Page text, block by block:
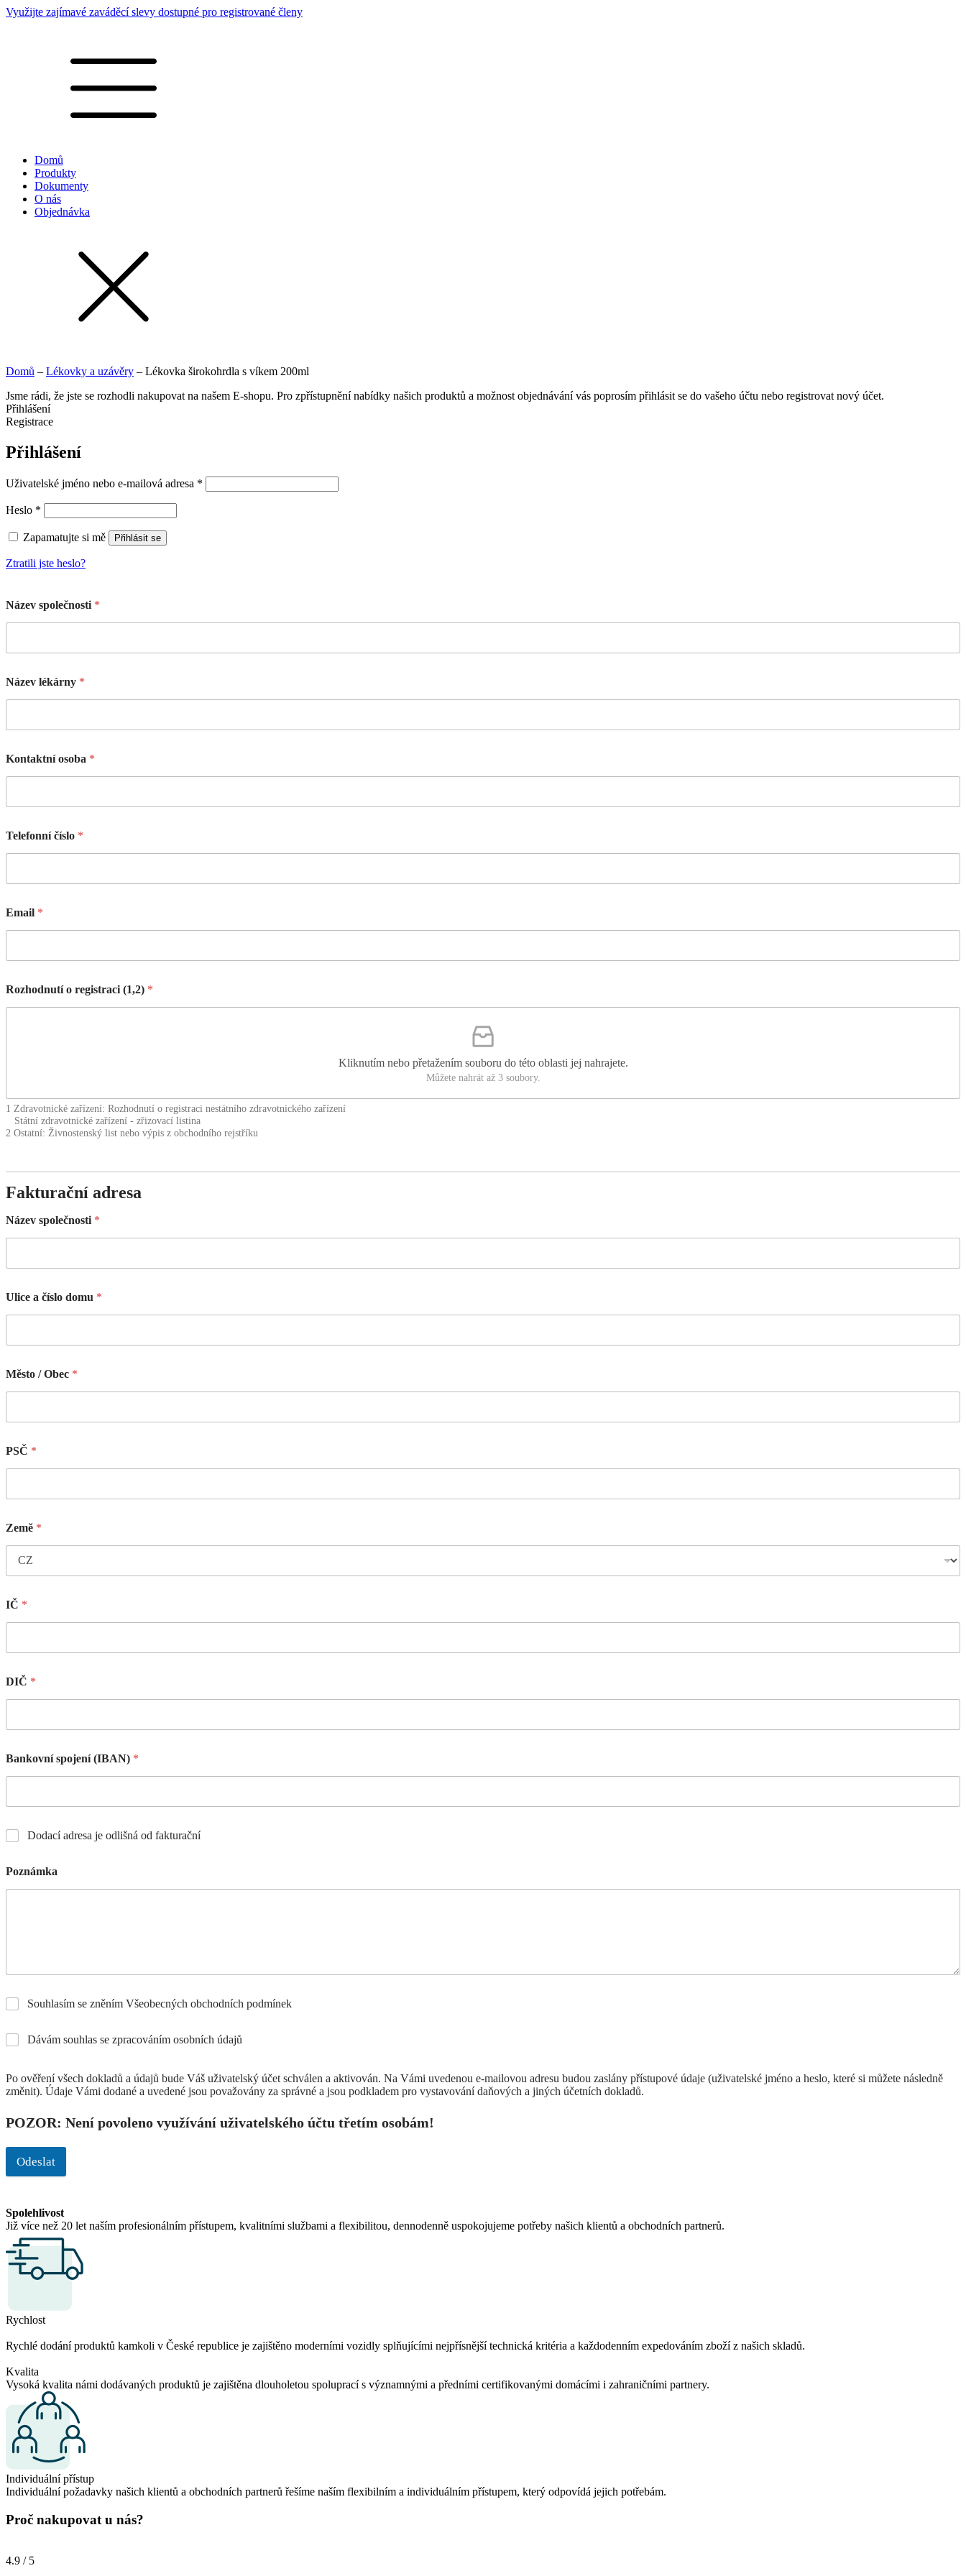
Využijte zajímavé zaváděcí slevy dostupné pro registrované členy
Domů
Produkty
Dokumenty
O nás
Objednávka
Domů – Lékovky a uzávěry – Lékovka širokohrdla s víkem 200ml
Jsme rádi, že jste se rozhodli nakupovat na našem E-shopu. Pro zpřístupnění nabídky našich produktů a možnost objednávání vás poprosím přihlásit se do vašeho účtu nebo registrovat nový účet.
Přihlášení
Registrace
Přihlášení
Uživatelské jméno nebo e-mailová adresa *
Heslo *
Zapamatujte si mě Přihlásit se
Ztratili jste heslo?
Název společnosti *
Název lékárny *
Kontaktní osoba *
Telefonní číslo *
Email *
Rozhodnutí o registraci (1,2) *
Kliknutím nebo přetažením souboru do této oblasti jej nahrajete.
Můžete nahrát až 3 soubory.
1 Zdravotnické zařízení: Rozhodnutí o registraci nestátního zdravotnického zařízení
Státní zdravotnické zařízení - zřizovací listina
2 Ostatní: Živnostenský list nebo výpis z obchodního rejstříku
Fakturační adresa
Název společnosti *
Ulice a číslo domu *
Město / Obec *
PSČ *
Země *
IČ *
DIČ *
Bankovní spojení (IBAN) *
Dodací adresa je odlišná od fakturační
Poznámka
Souhlasím se zněním Všeobecných obchodních podmínek
Dávám souhlas se zpracováním osobních údajů
Po ověření všech dokladů a údajů bude Váš uživatelský účet schválen a aktivován. Na Vámi uvedenou e-mailovou adresu budou zaslány přístupové údaje (uživatelské jméno a heslo, které si můžete následně
změnit). Údaje Vámi dodané a uvedené jsou považovány za správné a jsou podkladem pro vystavování daňových a jiných účetních dokladů.
POZOR: Není povoleno využívání uživatelského účtu třetím osobám!
Odeslat
Spolehlivost
Již více než 20 let naším profesionálním přístupem, kvalitními službami a flexibilitou, dennodenně uspokojujeme potřeby našich klientů a obchodních partnerů.
Rychlost
Rychlé dodání produktů kamkoli v České republice je zajištěno moderními vozidly splňujícími nejpřísnější technická kritéria a každodenním expedováním zboží z našich skladů.
Kvalita
Vysoká kvalita námi dodávaných produktů je zajištěna dlouholetou spoluprací s významnými a předními certifikovanými domácími i zahraničními partnery.
Individuální přístup
Individuální požadavky našich klientů a obchodních partnerů řešíme naším flexibilním a individuálním přístupem, který odpovídá jejich potřebám.
Proč nakupovat u nás?
4.9 / 5